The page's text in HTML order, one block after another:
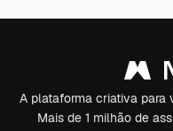
A plataforma criativa para
Mais de 1 milhão de